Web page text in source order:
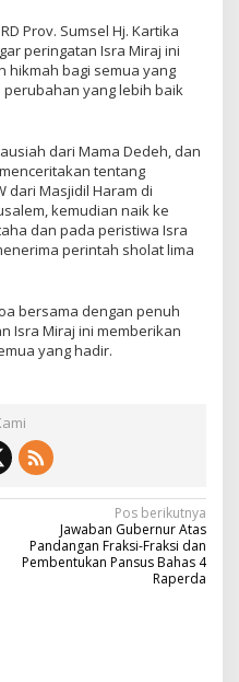
Prov. Sumsel Hj. Kartika
peringatan Isra Miraj ini
hikmah bagi semua yang
yang lebih baik
dari Mama Dedeh, dan
tentang
dari Masjidil Haram di
kemudian naik ke
dan pada peristiwa Isra
perintah sholat lima
bersama dengan penuh
Isra Miraj ini memberikan
yang hadir.
Pos berikutnya
Jawaban Gubernur Atas
Pandangan Fraksi-Fraksi dan
Pembentukan Pansus Bahas 4
Raperda